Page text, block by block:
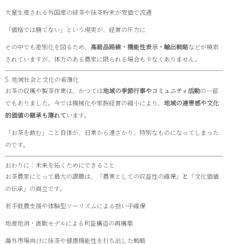
大量生産される外国産の緑茶や抹茶粉末が安価で流通
「価格では勝てない」という現実が、経営の圧力に
その中でも差別化を図るため、 高級品路線・機能性表示・輸出戦略などが模索
されていますが、体力のある農家に限られる場合も少なくありません。
5. 地域社会と文化の希薄化
お茶の収穫や製茶作業は、かつては地域の季節行事やコミュニティ活動の一部
でもありました。今では機械化や家族経営の縮小により、 地域の連帯感や文化
的価値の継承も薄れています。
「お茶を飲む」こと自体が、日常から遠ざかり、特別なものになってしまった
のです。
おわりに：未来を拓くためにできること
お茶農家にとって最大の課題は、「農業としての収益性の確保」 と 「文化価値
の伝承」の両立です。
若手就農支援や体験型ツーリズムによる担い手確保
地産地消・直販モデルによる利益構造の再構築
海外市場向けに抹茶や健康機能性を打ち出した戦略